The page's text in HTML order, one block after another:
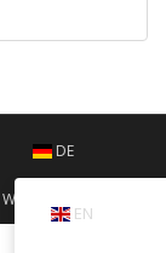
DE
EN
WordPress